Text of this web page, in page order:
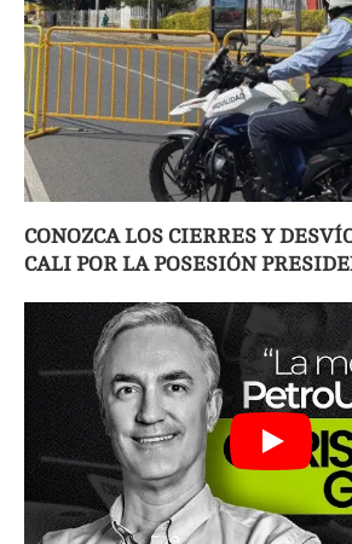
CONOZCA LOS CIERRES Y
CALI POR LA POSESIÓN